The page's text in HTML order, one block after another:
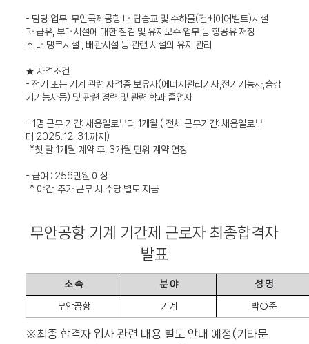
- 담당 업무: 무안국제공항 내 탑승교 및 수하물(컨베이어벨트)시설
과 급유, 부대시설에 대한 점검 및 유지보수 업무 등 항공유 저장
소 내 탱크시설 , 배관시설 등 관련 시설의 유지 관리
★ 자격조건
- 전기 또는 기계 관련 자격증 보유자(에너지관리기사,전기기능사,승강
기기능사등) 및 관련 경력 및 관련 학과 졸업자
- 1명 근무 기간: 채용일로부터 1개월 ( 전체 근무기간: 채용일로부
터 2025.12. 31.까지)
*첫 달 1개월 계약 후, 3개월 단위 계약 연장
- 급여 : 256만원 이상
* 야간, 추가 근무 시 수당 별도 지급
무안공항 기계 기간제 근로자 최종합격자
발표
소 속 분 야 성 명
무안공항 기계 박○준
※최종 합격자 입사 관련 내용 별도 안내 예정(기타문